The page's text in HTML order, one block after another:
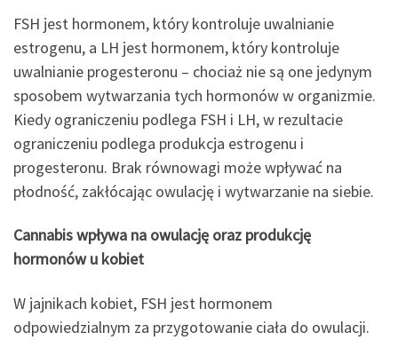
FSH jest hormonem, który kontroluje uwalnianie
estrogenu, a LH jest hormonem, który kontroluje
uwalnianie progesteronu – chociaż nie są one jedynym
sposobem wytwarzania tych hormonów w organizmie.
Kiedy ograniczeniu podlega FSH i LH, w rezultacie
ograniczeniu podlega produkcja estrogenu i
progesteronu. Brak równowagi może wpływać na
płodność, zakłócając owulację i wytwarzanie na siebie.
Cannabis wpływa na owulację oraz produkcję
hormonów u kobiet
W jajnikach kobiet, FSH jest hormonem
odpowiedzialnym za przygotowanie ciała do owulacji.